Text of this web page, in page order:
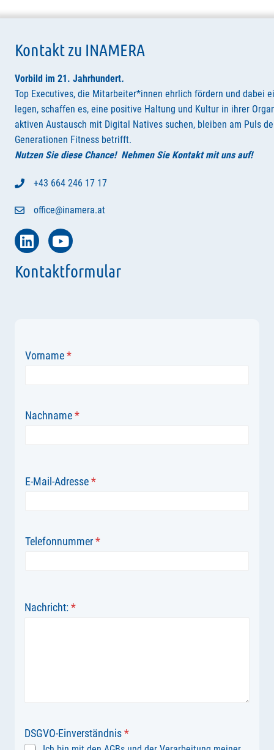
Kontakt zu INAMERA
Vorbild im 21. Jahrhundert.
Top Executives, die Mitarbeiter*innen ehrlich fördern und dabei
legen, schaffen es, eine positive Haltung und Kultur in ihrer
aktiven Austausch mit Digital Natives suchen, bleiben am Puls
Generationen Fitness betrifft.
Nutzen Sie diese Chance! Nehmen Sie Kontakt mit uns auf!
+43 664 246 17 17
office@inamera.at
Kontaktformular
Vorname*
Nachname*
E-Mail-Adresse*
Telefonnummer*
Nachricht:*
DSGVO-Einverständnis*